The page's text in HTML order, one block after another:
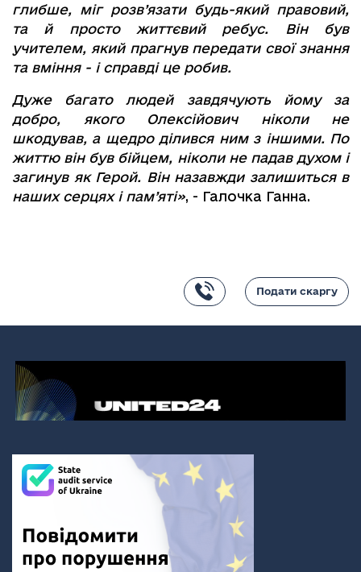
глибше, міг розв’язати будь-який правовий,
та й просто життєвий ребус. Він був
учителем, який прагнув передати свої знання
та вміння - і справді це робив.
Дуже багато людей завдячують йому за
добро, якого Олексійович ніколи не
шкодував, а щедро ділився ним з іншими. По
життю він був бійцем, ніколи не падав духом і
загинув як Герой. Він назавжди залишиться в
наших серцях і пам’яті», - Галочка Ганна.
Подати скаргу